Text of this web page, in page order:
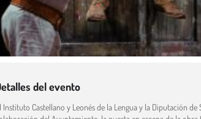
del evento
Instituto Castellano y Leonés de la Lengua y la Diputación